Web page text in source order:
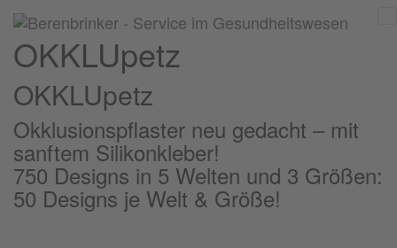
OKKLUpetz
OKKLUpetz
Okklusionspflaster neu gedacht – mit
sanftem Silikonkleber!
750 Designs in 5 Welten und 3 Größen:
50 Designs je Welt & Größe!